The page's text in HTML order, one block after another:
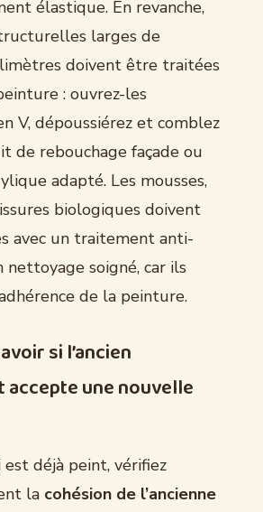
élastique. En revanche,
larges de
doivent être traitées
: ouvrez-les
V, dépoussiérez et comblez
de rebouchage façade ou
adapté. Les mousses,
biologiques doivent
avec un traitement anti-
nettoyage soigné, car ils
de la peinture.
si l’ancien
une nouvelle
déjà peint, vérifiez
la cohésion de l’ancienne